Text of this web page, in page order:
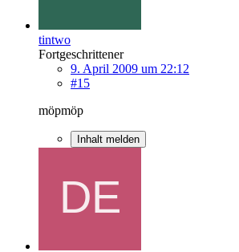
tintwo
Fortgeschrittener
9. April 2009 um 22:12
#15
möpmöp
Inhalt melden